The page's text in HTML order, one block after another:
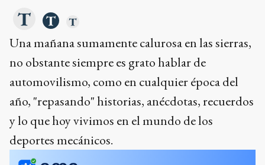
Una mañana sumamente calurosa en las sierras,
no obstante siempre es grato hablar de
automovilismo, como en cualquier época del
año, "repasando" historias, anécdotas, recuerdos
y lo que hoy vivimos en el mundo de los
deportes mecánicos.